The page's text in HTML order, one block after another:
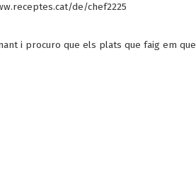
de/chef2225
i procuro que els plats que faig em